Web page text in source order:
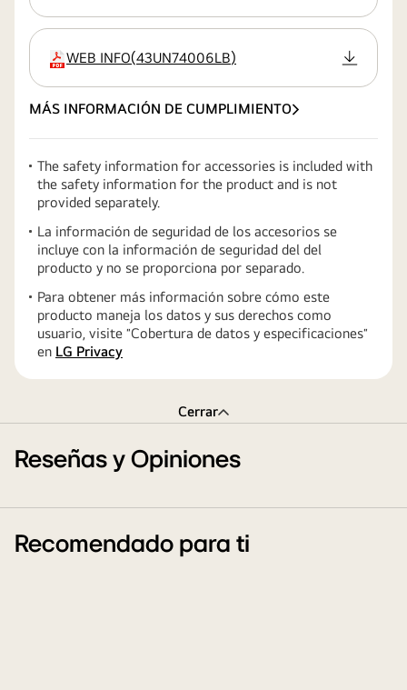
extensión:pdf
WEB INFO(43UN74006LB)
MÁS INFORMACIÓN DE CUMPLIMIENTO
The safety information for accessories is included with
the safety information for the product and is not
provided separately.
La información de seguridad de los accesorios se
incluye con la información de seguridad del del
producto y no se proporciona por separado.
Para obtener más información sobre cómo este
producto maneja los datos y sus derechos como
usuario, visite ″Cobertura de datos y especificaciones″
en LG Privacy
Cerrar
Reseñas y Opiniones
Recomendado para ti